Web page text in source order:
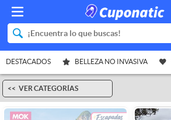
DESTACADOS BELLEZA NO INVASIVA
VER CATEGORÍAS